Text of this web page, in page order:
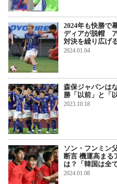
2024年も快勝で
ディアが脱帽
対決を繰り広げ
2024.01.04
森保ジャパンは
勝「以前」と「
2023.10.18
ソン・フンミン
断言 機運高まる
は？「韓国は全
2024.01.08